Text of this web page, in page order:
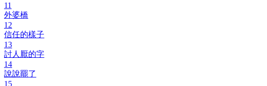
11
外婆橋
12
信任的樣子
13
討人厭的字
14
說說罷了
15